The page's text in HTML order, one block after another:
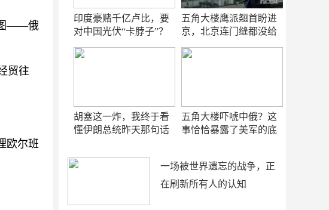
图——俄
贸往
欧尔班
印度豪赌千亿卢比，要
对中国光伏“卡脖子”？
五角大楼鹰派翘首盼进
京，北京连门缝都没给
胡塞这一炸，我终于看
懂伊朗总统昨天那句话
五角大楼吓唬中俄？这
事恰恰暴露了美军的底
一场被世界遗忘的战争，正
在刷新所有人的认知